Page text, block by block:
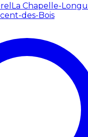
La Chapelle-
des-Bois